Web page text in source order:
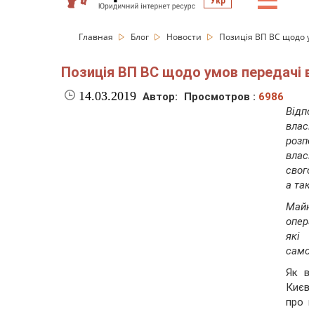
Главная Блог Новости Позиція ВП ВС щодо
Позиція ВП ВС щодо умов передачі
14.03.2019 Автор: Просмотров : 6986
а
які
Як
про